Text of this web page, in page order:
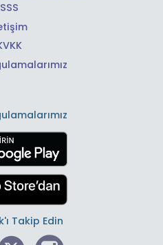
SSS
Takip Edin